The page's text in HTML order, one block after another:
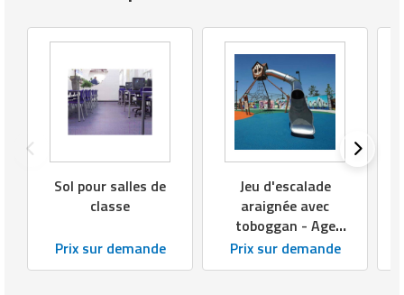
Sol pour salles de
classe
Prix sur demande
Jeu d'escalade
araignée avec
toboggan - Age
enfant 5+ -
Hauteur de chute 3
Prix sur demande